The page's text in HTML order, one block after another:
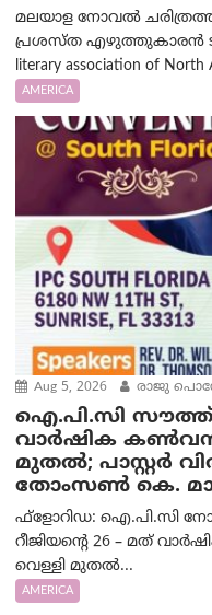
മലയാള നോവൽ
പ്രശസ്‌ത എഴുത്തുകാരൻ
literary association of North
AMERICA
Aug 5, 2026 രാജു
ഐ.പി.സി സൗത്ത്
വാർഷിക
മുതൽ; പാസ്റ്റർ
തോംസൺ കെ.
ഫ്ളോറിഡ: ഐ.പി.സി
റീജിയന്റെ 26 – മത്
വെള്ളി മുതൽ...
AMERICA